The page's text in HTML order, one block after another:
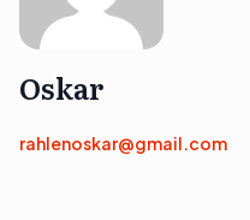
Oskar
rahlenoskar@gmail.com